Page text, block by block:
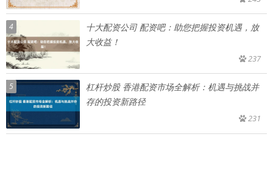
4
十大配资公司 配资吧：助您把握投资机遇，放
大收益！
237
5
杠杆炒股 香港配资市场全解析：机遇与挑战并
存的投资新路径
231